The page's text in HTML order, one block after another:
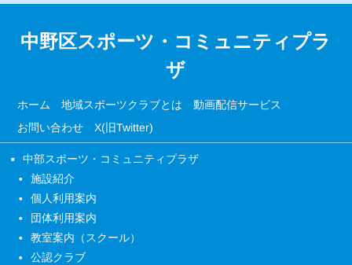
中野区スポーツ・コミュニティプラ
ザ
ホーム 地域スポーツクラブとは 動画配信サービス
お問い合わせ X(旧Twitter)
中部スポーツ・コミュニティプラザ
施設紹介
個人利用案内
団体利用案内
教室案内（スクール）
公認クラブ